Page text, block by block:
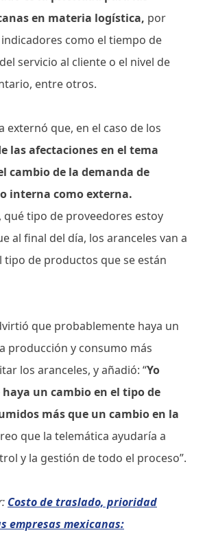
en materia logística, por
como el tiempo de
servicio al cliente o el nivel de
entre otros.
externó que, en el caso de los
las afectaciones en el tema
cambio de la demanda de
interna como externa.
qué tipo de proveedores estoy
al final del día, los aranceles van a
tipo de productos que se están
que probablemente haya un
producción y consumo más
los aranceles, y añadió: “Yo
un cambio en el tipo de
más que un cambio en la
que la telemática ayudaría a
y la gestión de todo el proceso”.
Costo de traslado, prioridad
empresas mexicanas: